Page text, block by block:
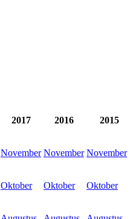
2017 2016 2015
November November November
Oktober Oktober Oktober